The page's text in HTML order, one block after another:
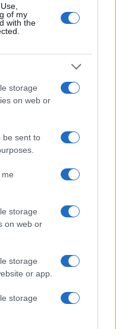
of my
with the
storage
on web or
be sent to
storage
on web or
storage
or app.
storage
il commento
di condanna da
Ben più
dell’ong
emozionati
requisitoria alle
di un giorno
ed europea,
caso senza
e altri motivi
aver difeso i
parola data agli
agiscono i
di mondo
i torti…